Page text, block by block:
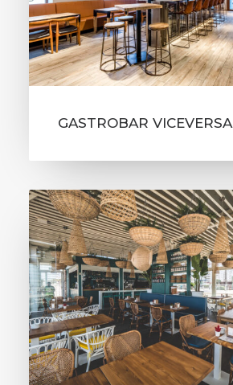
GASTROBAR VICEVERSA